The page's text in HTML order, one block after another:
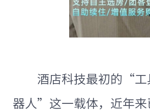
酒店科技最初的“
器人”这一载体，近年来